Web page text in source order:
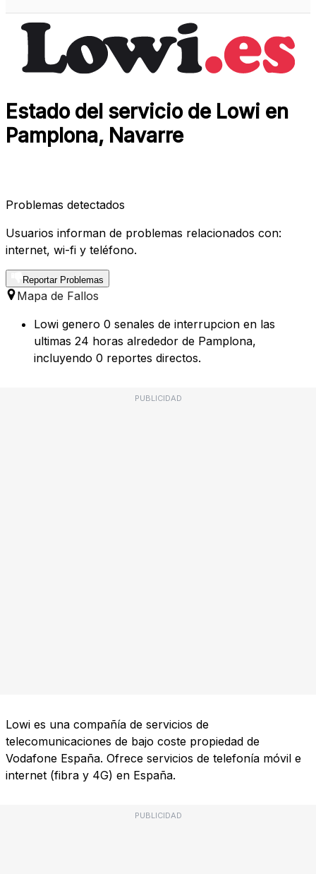
Estado del servicio de Lowi en
Pamplona, Navarre
Problemas detectados
Usuarios informan de problemas relacionados con:
internet, wi-fi y teléfono.
Reportar Problemas
Mapa de Fallos
Lowi genero 0 senales de interrupcion en las
ultimas 24 horas alrededor de Pamplona,
incluyendo 0 reportes directos.
PUBLICIDAD
Lowi es una compañía de servicios de
telecomunicaciones de bajo coste propiedad de
Vodafone España. Ofrece servicios de telefonía móvil e
internet (fibra y 4G) en España.
PUBLICIDAD